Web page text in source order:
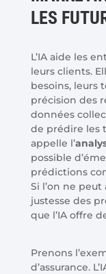
LES
L’IA aide les
leurs clients.
besoins, leurs
précision des
données
de prédire les
appelle l’
possible
prédictions
Si l’on ne
justesse des
que l’IA offre
Prenons
d’assurance.